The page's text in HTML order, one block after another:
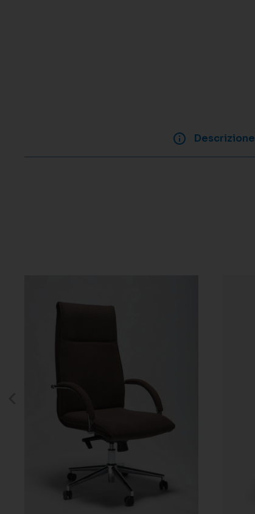
Descrizione